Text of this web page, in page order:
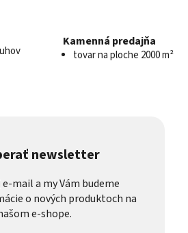
Kamenná predajňa
tovar na ploche 2000 m²
newsletter
mail a my Vám budeme
o nových produktoch na
e-shope.